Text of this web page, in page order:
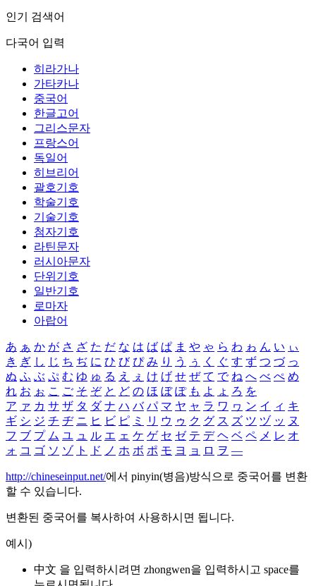
인기 검색어
다국어 입력
히라가나
가타카나
중국어
한글고어
그리스문자
프랑스어
독일어
히브리어
괄호기호
학술기호
기술기호
첨자기호
라틴문자
러시아문자
단위기호
일반기호
로마자
아랍어
あ ぁ か が さ ざ た だ な は ば ぱ ま や ゃ ら わ ゎ ん い ぃ
き ぎ し じ ち ぢ に ひ び ぴ み り う ぅ く ぐ す ず つ づ っ
ぬ ふ ぶ ぷ む ゆ ゅ る え ぇ け げ せ ぜ て で ね へ べ ぺ め
れ お ぉ こ ご そ ぞ と ど の ほ ぼ ぽ も よ ょ ろ を
ア ァ カ サ ザ タ ダ ナ ハ バ パ マ ヤ ャ ラ ワ ヮ ン イ ィ キ
ギ シ ジ チ ヂ ニ ヒ ビ ピ ミ リ ウ ゥ ク グ ス ズ ツ ヅ ッ ヌ
フ ブ プ ム ユ ュ ル エ ェ ケ ゲ セ ゼ テ デ ヘ ベ ペ メ レ オ
ォ コ ゴ ソ ゾ ト ド ノ ホ ボ ポ モ ヨ ョ ロ ヲ ―
http://chineseinput.net/에서 pinyin(병음)방식으로 중국어를 변환
할 수 있습니다.
변환된 중국어를 복사하여 사용하시면 됩니다.
예시)
中文 을 입력하시려면 zhongwen을 입력하시고 space를